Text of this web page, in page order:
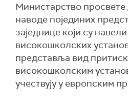
Министарство просвете
наводе појединих
заједнице који су
високошколских
представља вид
високошколским
учествују у европским